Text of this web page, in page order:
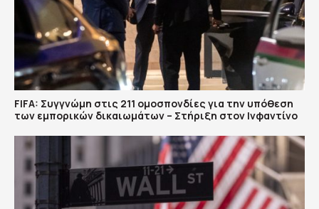
FIFA: Συγγνώμη στις 211 ομοσπονδίες για την υπόθεση
των εμπορικών δικαιωμάτων – Στήριξη στον Ινφαντίνο